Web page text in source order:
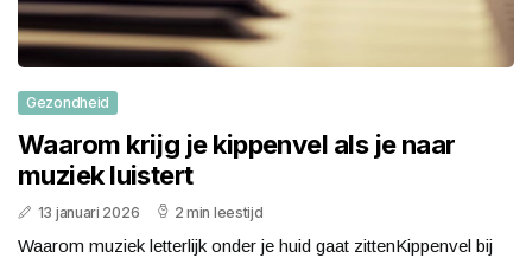
Gezondheid
Waarom krijg je kippenvel als je naar
muziek luistert
13 januari 2026 2 min leestijd
Waarom muziek letterlijk onder je huid gaat zittenKippenvel bij